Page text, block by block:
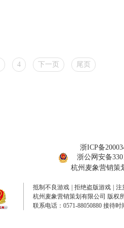
4 下一页 尾页
浙ICP备
浙公网安备
杭州麦象营销策
抵制不良游戏 拒绝盗版游戏 注
杭州麦象营销策划有限公司 版权
联系电话：0571-88050880 接待